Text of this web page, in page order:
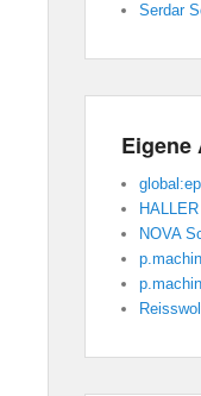
Serdar
NOVA